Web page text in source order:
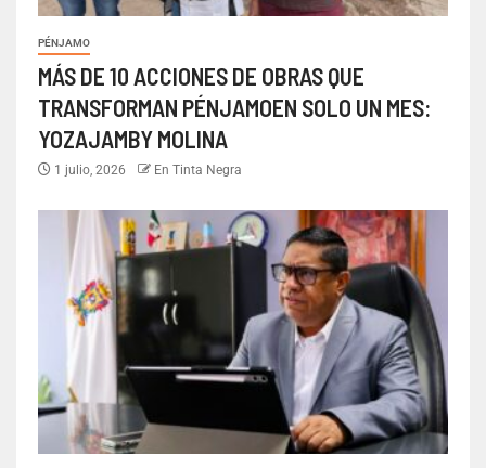
PÉNJAMO
MÁS DE 10 ACCIONES DE OBRAS QUE
TRANSFORMAN PÉNJAMOEN SOLO UN MES:
YOZAJAMBY MOLINA
1 julio, 2026 En Tinta Negra